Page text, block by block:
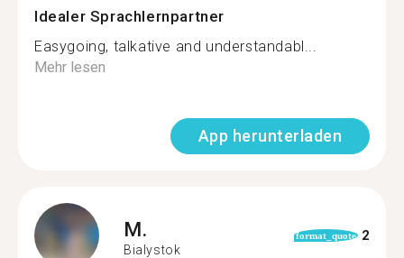
Idealer Sprachlernpartner
Easygoing, talkative and understandabl...
Mehr lesen
App herunterladen
M.
Bialystok
format_quote 2